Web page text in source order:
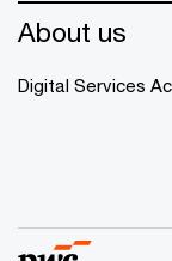
About us
Digital Services